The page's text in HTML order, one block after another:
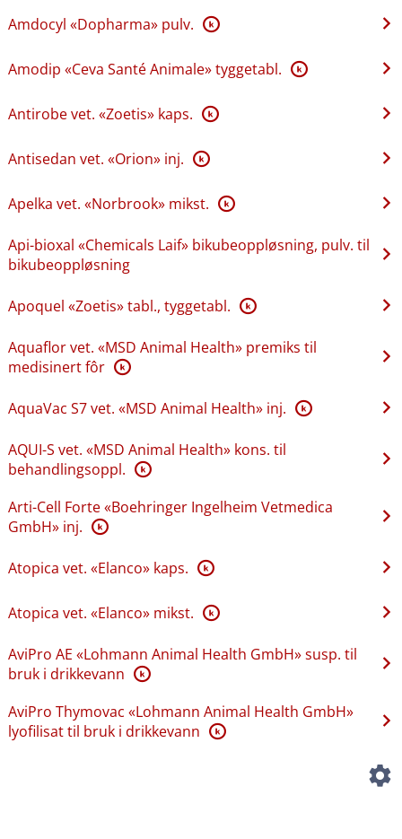
Amdocyl «Dopharma» pulv. K
Amodip «Ceva Santé Animale» tyggetabl. K
Antirobe vet. «Zoetis» kaps. K
Antisedan vet. «Orion» inj. K
Apelka vet. «Norbrook» mikst. K
Api-bioxal «Chemicals Laif» bikubeoppløsning, pulv. til
bikubeoppløsning
Apoquel «Zoetis» tabl., tyggetabl. K
Aquaflor vet. «MSD Animal Health» premiks til
medisinert fôr K
AquaVac S7 vet. «MSD Animal Health» inj. K
AQUI-S vet. «MSD Animal Health» kons. til
behandlingsoppl. K
Arti-Cell Forte «Boehringer Ingelheim Vetmedica
GmbH» inj. K
Atopica vet. «Elanco» kaps. K
Atopica vet. «Elanco» mikst. K
AviPro AE «Lohmann Animal Health GmbH» susp. til
bruk i drikkevann K
AviPro Thymovac «Lohmann Animal Health GmbH»
lyofilisat til bruk i drikkevann K